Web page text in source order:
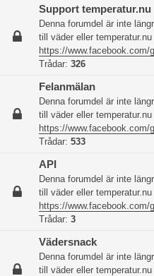
Support temperatur.nu
Denna forumdel är inte
till väder eller temperatur.nu
https://www.facebook.com/
Trådar: 326
Felanmälan
Denna forumdel är inte
till väder eller temperatur.nu
https://www.facebook.com/
Trådar: 533
API
Denna forumdel är inte
till väder eller temperatur.nu
https://www.facebook.com/
Trådar: 3
Vädersnack
Denna forumdel är inte
till väder eller temperatur.nu